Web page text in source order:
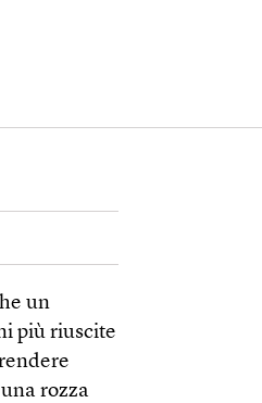
un
più riuscite
rozza